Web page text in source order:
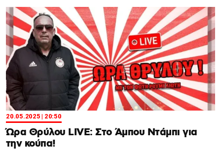
20.05.2025 | 20:50
Ώρα Θρύλου LIVE: Στο Άμπου Ντάμπι για
την κούπα!